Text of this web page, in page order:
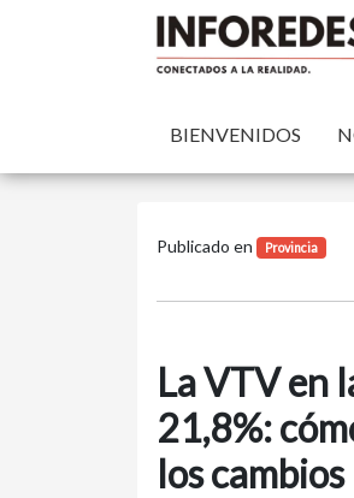
BIENVENIDOS
Publicado en Provincia
La VTV en
21,8%:
los cambios